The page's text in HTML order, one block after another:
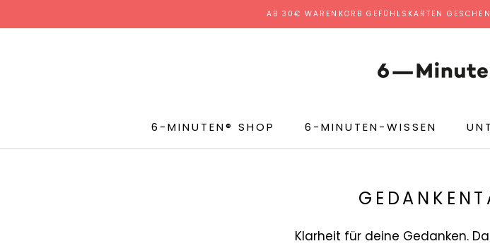
zum
AB 30€ WARENKORB GEFÜHLSKARTEN
6-MINUTEN® SHOP 6-MINUTEN-WISSEN
Klarheit für deine Gedanken.